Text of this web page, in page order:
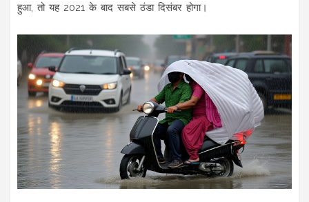
हुआ, तो यह 2021 के बाद सबसे ठंडा दिसंबर होगा।